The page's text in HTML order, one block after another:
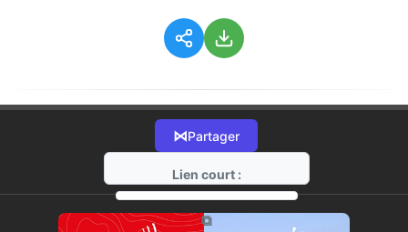
⋈Partager
Lien court :
https://radio-g.fr?14582
⧉